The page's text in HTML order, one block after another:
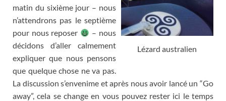
Lézard australien
matin du sixième jour – nous
n’attendrons pas le septième
pour nous reposer
– nous
décidons d’aller calmement
expliquer que nous pensons
que quelque chose ne va pas.
La discussion s’envenime et après nous avoir lancé un “Go
away”,cela se change en vous pouvez rester ici le temps